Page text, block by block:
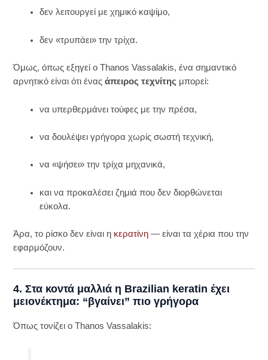
δεν λειτουργεί με χημικό καψίμο,
δεν «τρυπάει» την τρίχα.
Όμως, όπως εξηγεί ο Thanos Vassalakis, ένα σημαντικό
αρνητικό είναι ότι έναςάπειρος τεχνίτης μπορεί:
να υπερθερμάνει τούφες με την πρέσα,
να δουλέψει γρήγορα χωρίς σωστή τεχνική,
να «ψήσει» την τρίχα μηχανικά,
και να προκαλέσει ζημιά που δεν διορθώνεται
εύκολα.
Άρα, το ρίσκο δεν είναι η κερατίνη — είναι τα χέρια που την
εφαρμόζουν.
4. Στα κοντά μαλλιά η Brazilian keratin έχει
μειονέκτημα: “βγαίνει” πιο γρήγορα
Όπως τονίζει ο Thanos Vassalakis: